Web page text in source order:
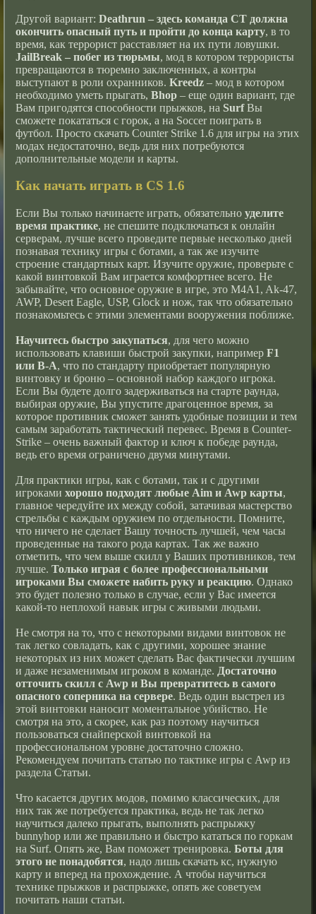
Другой вариант:Deathrun – здесь команда CT должна
окончить опасный путь и пройти до конца карту, в то
время, как террорист расставляет на их пути ловушки.
JailBreak – побег из тюрьмы, мод в котором террористы
превращаются в тюремно заключенных, а контры
выступают в роли охранников.Kreedz – мод в котором
необходимо уметь прыгать,Bhop – еще один вариант, где
Вам пригодятся способности прыжков, на SurfВы
сможете покататься с горок, а на Soccer поиграть в
футбол. Просто скачать Counter Strike 1.6 для игры на этих
модах недостаточно, ведь для них потребуются
дополнительные модели и карты.
Как начать играть в CS 1.6
Если Вы только начинаете играть, обязательноуделите
время практике, не спешите подключаться к онлайн
серверам, лучше всего проведите первые несколько дней
познавая технику игры с ботами, а так же изучите
строение стандартных карт. Изучите оружие, проверьте с
какой винтовкой Вам играется комфортнее всего. Не
забывайте, что основное оружие в игре, это M4A1, Ak-47,
AWP, Desert Eagle, USP, Glock и нож, так что обязательно
познакомьтесь с этими элементами вооружения поближе.
Научитесь быстро закупаться, для чего можно
использовать клавиши быстрой закупки, напримерF1
или B-A, что по стандарту приобретает популярную
винтовку и броню – основной набор каждого игрока.
Если Вы будете долго задерживаться на старте раунда,
выбирая оружие, Вы упустите драгоценное время, за
которое противник сможет занять удобные позиции и тем
самым заработать тактический перевес. Время в Counter-
Strike – очень важный фактор и ключ к победе раунда,
ведь его время ограничено двумя минутами.
Для практики игры, как с ботами, так и с другими
игрокамихорошо подходят любые Aim и Awp карты,
главное чередуйте их между собой, затачивая мастерство
стрельбы с каждым оружием по отдельности. Помните,
что ничего не сделает Вашу точность лучшей, чем часы
проведенные на такого рода картах. Так же важно
отметить, что чем выше скилл у Ваших противников, тем
лучше.Только играя с более профессиональными
игроками Вы сможете набить руку и реакцию. Однако
это будет полезно только в случае, если у Вас имеется
какой-то неплохой навык игры с живыми людьми.
Не смотря на то, что с некоторыми видами винтовок не
так легко совладать, как с другими, хорошее знание
некоторых из них может сделать Вас фактически лучшим
и даже незаменимым игроком в команде. Достаточно
отточить скилл с Awp и Вы превратитесь в самого
опасного соперника на сервере. Ведь один выстрел из
этой винтовки наносит моментальное убийство. Не
смотря на это, а скорее, как раз поэтому научиться
пользоваться снайперской винтовкой на
профессиональном уровне достаточно сложно.
Рекомендуем почитать статью по тактике игры с Awp из
раздела Статьи.
Что касается других модов, помимо классических, для
них так же потребуется практика, ведь не так легко
научиться далеко прыгать, выполнять распрыжку
bunnyhop или же правильно и быстро кататься по горкам
на Surf. Опять же, Вам поможет тренировка.Боты для
этого не понадобятся, надо лишь скачать кс, нужную
карту и вперед на прохождение. А чтобы научиться
технике прыжков и распрыжке, опять же советуем
почитать наши статьи.